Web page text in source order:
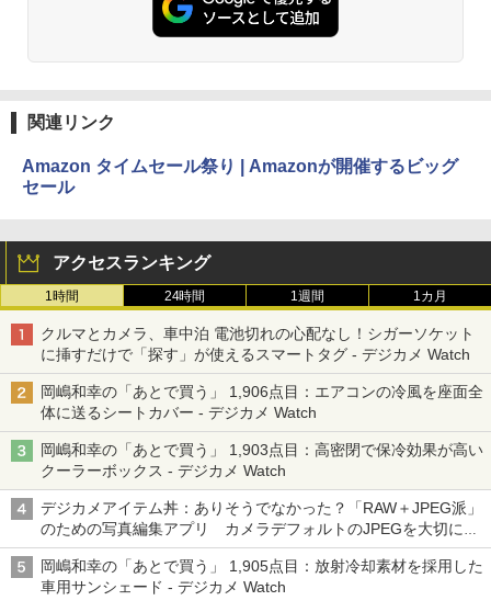
関連リンク
Amazon タイムセール祭り | Amazonが開催するビッグ
セール
アクセスランキング
1時間 24時間 1週間 1カ月
クルマとカメラ、車中泊 電池切れの心配なし！シガーソケット
に挿すだけで「探す」が使えるスマートタグ - デジカメ Watch
岡嶋和幸の「あとで買う」 1,906点目：エアコンの冷風を座面全
体に送るシートカバー - デジカメ Watch
岡嶋和幸の「あとで買う」 1,903点目：高密閉で保冷効果が高い
クーラーボックス - デジカメ Watch
デジカメアイテム丼：ありそうでなかった？「RAW＋JPEG派」
のための写真編集アプリ カメラデフォルトのJPEGを大切にす
る「Filmator」
岡嶋和幸の「あとで買う」 1,905点目：放射冷却素材を採用した
車用サンシェード - デジカメ Watch